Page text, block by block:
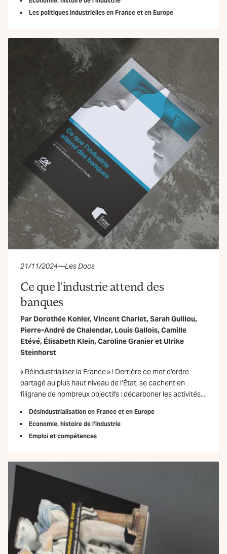
Les politiques industrielles en France et en Europe
21/11/2024—Les Docs
Ce que l’industrie attend des
banques
Par Dorothée Kohler,Vincent Charlet,Sarah Guillou,
Pierre-André de Chalendar, Louis Gallois,Camille
Etévé, Élisabeth Klein,Caroline Granieret Ulrike
Steinhorst
« Réindustrialiser la France » ! Derrière ce mot d’ordre
partagé au plus haut niveau de l’État, se cachent en
filigrane de nombreux objectifs : décarboner les activités...
Désindustrialisation en France et en Europe
Economie, histoire de l’industrie
Emploi et compétences